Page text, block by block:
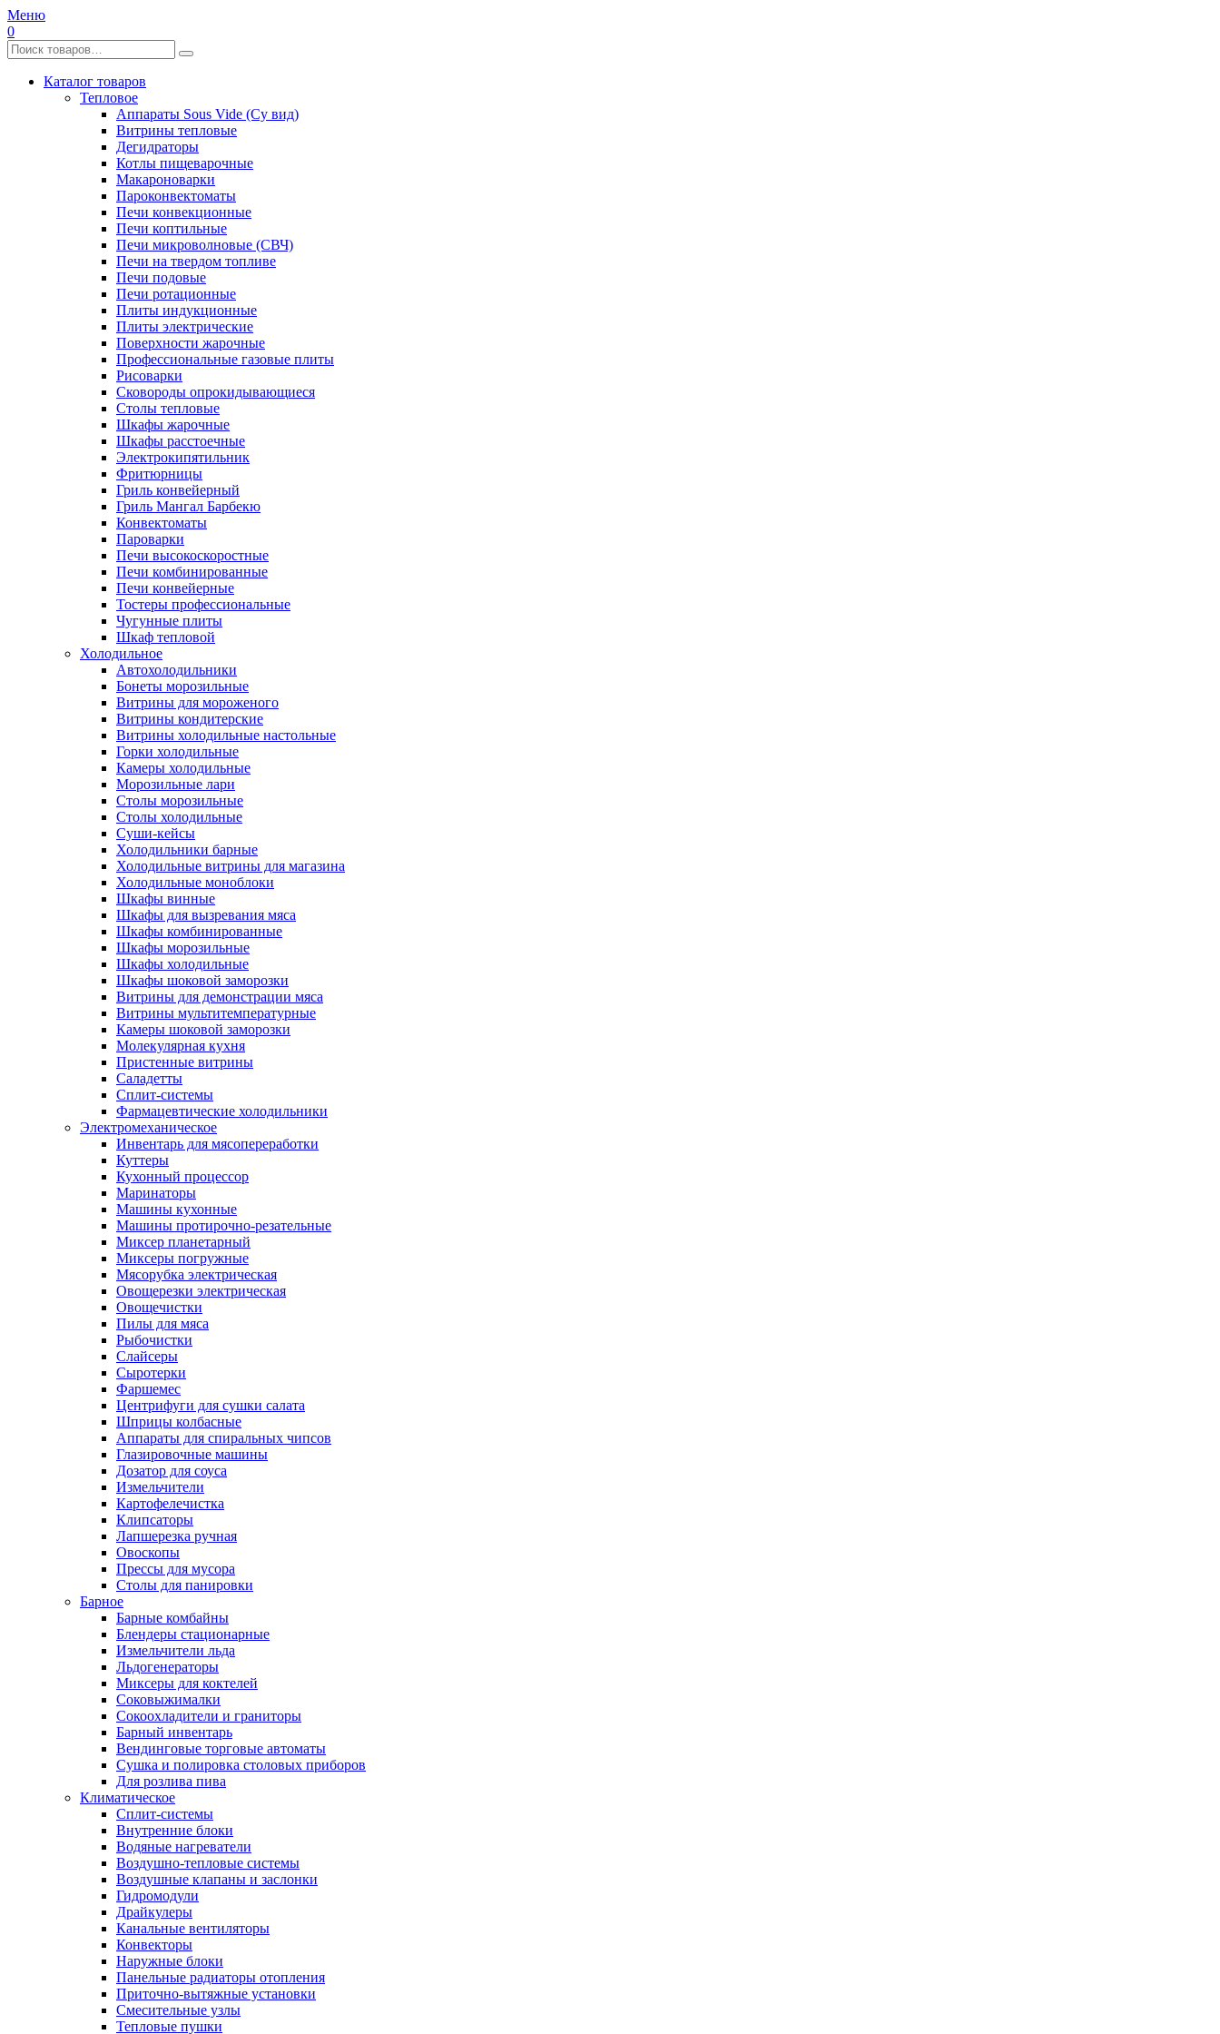
Меню
0
Каталог товаров
Тепловое
Аппараты Sous Vide (Су вид)
Витрины тепловые
Дегидраторы
Котлы пищеварочные
Макароноварки
Пароконвектоматы
Печи конвекционные
Печи коптильные
Печи микроволновые (СВЧ)
Печи на твердом топливе
Печи подовые
Печи ротационные
Плиты индукционные
Плиты электрические
Поверхности жарочные
Профессиональные газовые плиты
Рисоварки
Сковороды опрокидывающиеся
Столы тепловые
Шкафы жарочные
Шкафы расстоечные
Электрокипятильник
Фритюрницы
Гриль конвейерный
Гриль Мангал Барбекю
Конвектоматы
Пароварки
Печи высокоскоростные
Печи комбинированные
Печи конвейерные
Тостеры профессиональные
Чугунные плиты
Шкаф тепловой
Холодильное
Автохолодильники
Бонеты морозильные
Витрины для мороженого
Витрины кондитерские
Витрины холодильные настольные
Горки холодильные
Камеры холодильные
Морозильные лари
Столы морозильные
Столы холодильные
Суши-кейсы
Холодильники барные
Холодильные витрины для магазина
Холодильные моноблоки
Шкафы винные
Шкафы для вызревания мяса
Шкафы комбинированные
Шкафы морозильные
Шкафы холодильные
Шкафы шоковой заморозки
Витрины для демонстрации мяса
Витрины мультитемпературные
Камеры шоковой заморозки
Молекулярная кухня
Пристенные витрины
Саладетты
Сплит-системы
Фармацевтические холодильники
Электромеханическое
Инвентарь для мясопереработки
Куттеры
Кухонный процессор
Маринаторы
Машины кухонные
Машины протирочно-резательные
Миксер планетарный
Миксеры погружные
Мясорубка электрическая
Овощерезки электрическая
Овощечистки
Пилы для мяса
Рыбочистки
Слайсеры
Сыротерки
Фаршемес
Центрифуги для сушки салата
Шприцы колбасные
Аппараты для спиральных чипсов
Глазировочные машины
Дозатор для соуса
Измельчители
Картофелечистка
Клипсаторы
Лапшерезка ручная
Овоскопы
Прессы для мусора
Столы для панировки
Барное
Барные комбайны
Блендеры стационарные
Измельчители льда
Льдогенераторы
Миксеры для коктелей
Соковыжималки
Сокоохладители и граниторы
Барный инвентарь
Вендинговые торговые автоматы
Сушка и полировка столовых приборов
Для розлива пива
Климатическое
Сплит-системы
Внутренние блоки
Водяные нагреватели
Воздушно-тепловые системы
Воздушные клапаны и заслонки
Гидромодули
Драйкулеры
Канальные вентиляторы
Конвекторы
Наружные блоки
Панельные радиаторы отопления
Приточно-вытяжные установки
Смесительные узлы
Тепловые пушки